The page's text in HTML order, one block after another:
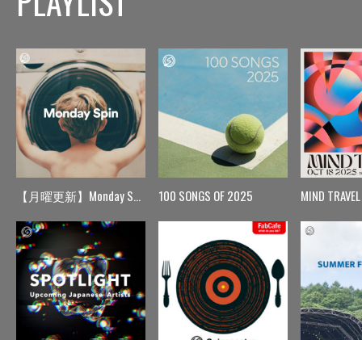
【月曜更新】Monday Spin 100 SONGS OF 2025 MIND TRAVEL